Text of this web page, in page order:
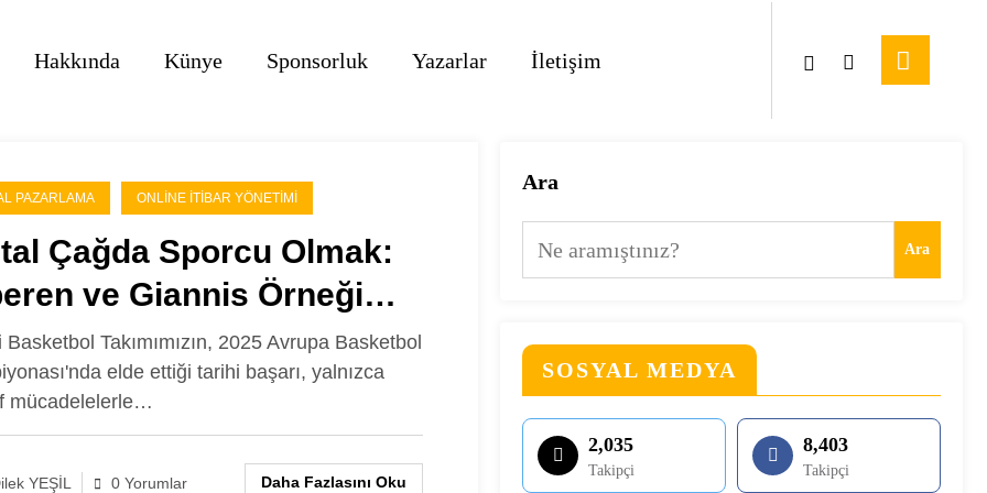
Hakkında Künye Sponsorluk Yazarlar İletişim
PAZARLAMA ONLINE İTIBAR YÖNETIMI
Çağda Sporcu Olmak:
ve Giannis Örneği
Millî Gururun Dijital
Basketbol Takımımızın, 2025 Avrupa Basketbol
elde ettiği tarihi başarı, yalnızca
mücadelelerle…
YEŞİL 0 Yorumlar Daha Fazlasını Oku
Ara
Ara
SOSYAL MEDYA
2,035
Takipçi
8,403
Takipçi